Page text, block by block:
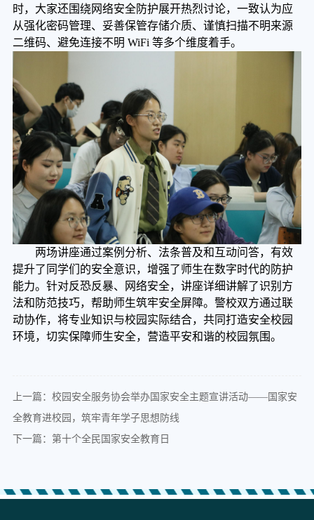
时，大家还围绕网络安全防护展开热烈讨论，一致认为应
从强化密码管理、妥善保管存储介质、谨慎扫描不明来源
二维码、避免连接不明 WiFi 等多个维度着手。
两场讲座通过案例分析、 法条普及和互动问答，有效
提升了同学们的安全意识，增强了师生在数字时代的防护
能力。针对反恐反暴、网络安全，讲座详细讲解了识别方
法和防范技巧，帮助师生筑牢安全屏障。警校双方通过联
动协作，将专业知识与校园实际结合，共同打造安全校园
环境，切实保障师生安全，营造平安和谐的校园氛围。
上一篇：校园安全服务协会举办国家安全主题宣讲活动——国家安
全教育进校园，筑牢青年学子思想防线
下一篇：第十个全民国家安全教育日